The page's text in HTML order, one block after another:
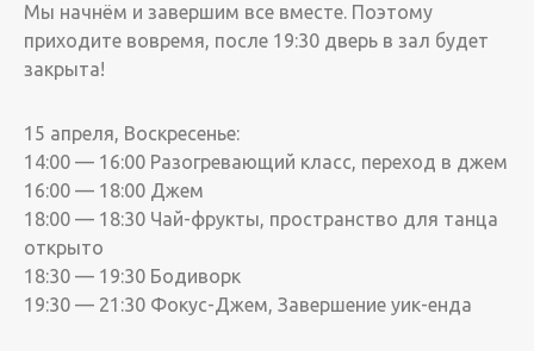
Мы начнём и завершим все вместе. Поэтому
приходите вовремя, после 19:30 дверь в зал будет
закрыта!
15 апреля, Воскресенье:
14:00 — 16:00 Разогревающий класс, переход в джем
16:00 — 18:00 Джем
18:00 — 18:30 Чай-фрукты, пространство для танца
открыто
18:30 — 19:30 Бодиворк
19:30 — 21:30 Фокус-Джем, Завершение уик-енда